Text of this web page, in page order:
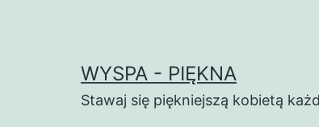
WYSPA - PIĘKNA
Stawaj się piękniejszą kobietą